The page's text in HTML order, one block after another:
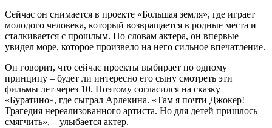
Сейчас он снимается в проекте «Большая земля», где играет
молодого человека, который возвращается в родные места и
сталкивается с прошлым. По словам актера, он впервые
увидел море, которое произвело на него сильное впечатление.
Он говорит, что сейчас проекты выбирает по одному
принципу – будет ли интересно его сыну смотреть эти
фильмы лет через 10. Поэтому согласился на сказку
«Буратино», где сыграл Арлекина. «Там я почти Джокер!
Трагедия нереализованного артиста. Но для детей пришлось
смягчить», – улыбается актер.